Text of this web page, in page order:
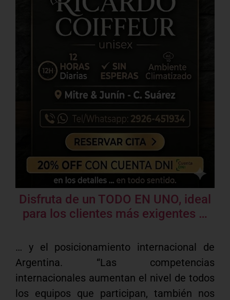
Disfruta de un TODO EN UNO, ideal
para los clientes más exigentes …
… y el posicionamiento internacional de
Argentina. “Las competencias
internacionales aumentan el nivel de todos
los equipos que participan, también nos